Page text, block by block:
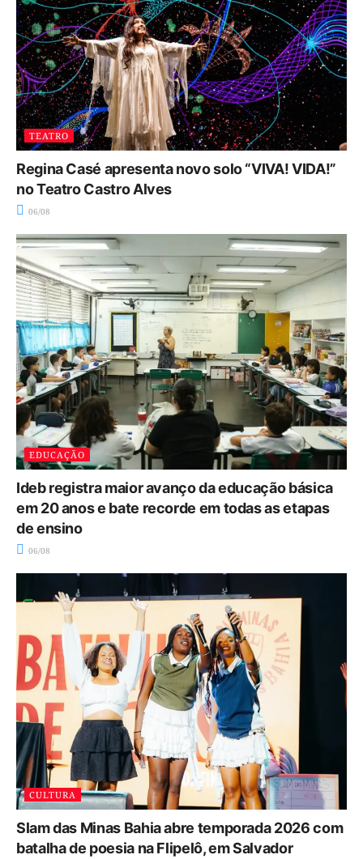
TEATRO
Regina Casé apresenta novo solo “VIVA! VIDA!”
no Teatro Castro Alves
06/08
EDUCAÇÃO
Ideb registra maior avanço da educação básica
em 20 anos e bate recorde em todas as etapas
de ensino
06/08
CULTURA
Slam das Minas Bahia abre temporada 2026 com
batalha de poesia na Flipelô, em Salvador